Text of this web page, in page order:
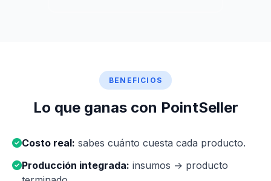
BENEFICIOS
Lo que ganas con PointSeller
Costo real: sabes cuánto cuesta cada producto.
Producción integrada: insumos → producto